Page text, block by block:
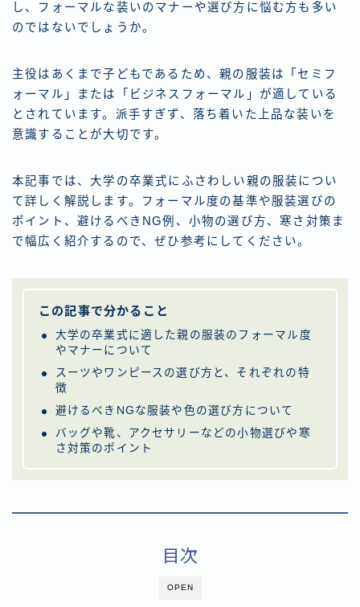
し、フォーマルな装いのマナーや選び方に悩む方も多い
のではないでしょうか。
主役はあくまで子どもであるため、親の服装は「セミフ
ォーマル」または「ビジネスフォーマル」が適している
とされています。派手すぎず、落ち着いた上品な装いを
意識することが大切です。
本記事では、大学の卒業式にふさわしい親の服装につい
て詳しく解説します。フォーマル度の基準や服装選びの
ポイント、避けるべきNG例、小物の選び方、寒さ対策ま
で幅広く紹介するので、ぜひ参考にしてください。
この記事で分かること
大学の卒業式に適した親の服装のフォーマル度
やマナーについて
スーツやワンピースの選び方と、それぞれの特
徴
避けるべきNGな服装や色の選び方について
バッグや靴、アクセサリーなどの小物選びや寒
さ対策のポイント
OPEN
目次